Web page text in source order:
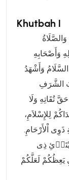
Khutbah I
وَالصَّلَاةُ
وَأَصْحَابِهِ
السَّلَامُ وَأَشْهَدُ
الشَّرَفِ
حَقَّ تُقَاتِهِ وَلَا
لِلإِسْلاَمِ،
ذَوِى اْلأَرْحَامِ.
ذِى
يَعِظُكُمْ لَعَلَّكُمْ